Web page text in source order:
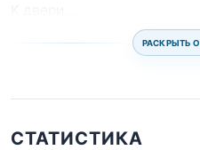
РАСКРЫТЬ
СТАТИСТИКА